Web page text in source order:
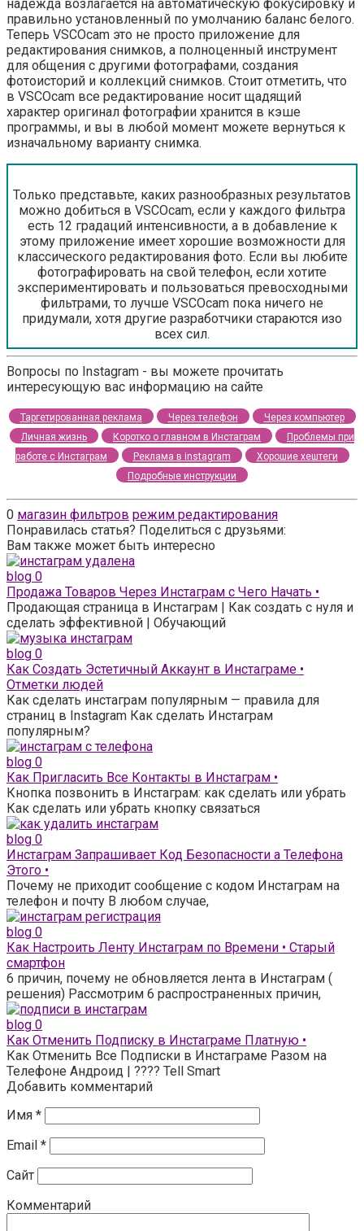
надежда возлагается на автоматическую фокусировку и
правильно установленный по умолчанию баланс белого.
Теперь VSCOcam это не просто приложение для
редактирования снимков, а полноценный инструмент
для общения с другими фотографами, создания
фотоисторий и коллекций снимков. Стоит отметить, что
в VSCOcam все редактирование носит щадящий
характер оригинал фотографии хранится в кэше
программы, и вы в любой момент можете вернуться к
изначальному варианту снимка.
Только представьте, каких разнообразных результатов
можно добиться в VSCOcam, если у каждого фильтра
есть 12 градаций интенсивности, а в добавление к
этому приложение имеет хорошие возможности для
классического редактирования фото. Если вы любите
фотографировать на свой телефон, если хотите
экспериментировать и пользоваться превосходными
фильтрами, то лучше VSCOcam пока ничего не
придумали, хотя другие разработчики стараются изо
всех сил.
Вопросы по Instagram - вы можете прочитать
интересующую вас информацию на сайте
Таргетированная реклама Через телефон
Через компьютер
Личная жизнь
Коротко о главном в Инстаграм
Проблемы при
работе с Инстаграм
Реклама в instagram
Хорошие хештеги
Подробные инструкции
0 магазин фильтров режим редактирования
Понравилась статья? Поделиться с друзьями:
Вам также может быть интересно
blog 0
Продажа Товаров Через Инстаграм с Чего Начать •
Продающая страница в Инстаграм | Как создать с нуля и
сделать эффективной | Обучающий
blog 0
Как Создать Эстетичный Аккаунт в Инстаграме •
Отметки людей
Как сделать инстаграм популярным — правила для
страниц в Instagram Как сделать Инстаграм
популярным?
blog 0
Как Пригласить Все Контакты в Инстаграм •
Кнопка позвонить в Инстаграм: как сделать или убрать
Как сделать или убрать кнопку связаться
blog 0
Инстаграм Запрашивает Код Безопасности а Телефона
Этого •
Почему не приходит сообщение с кодом Инстаграм на
телефон и почту В любом случае,
blog 0
Как Настроить Ленту Инстаграм по Времени • Старый
смартфон
6 причин, почему не обновляется лента в Инстаграм (
решения) Рассмотрим 6 распространенных причин,
blog 0
Как Отменить Подписку в Инстаграме Платную •
Как Отменить Все Подписки в Инстаграме Разом на
Телефоне Андроид | ???? Tell Smart
Добавить комментарий
Имя *
Email *
Сайт
Комментарий